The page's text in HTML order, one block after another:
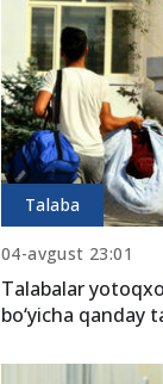
Talaba
04-avgust 23:01
Talabalar
bo‘yicha qanday